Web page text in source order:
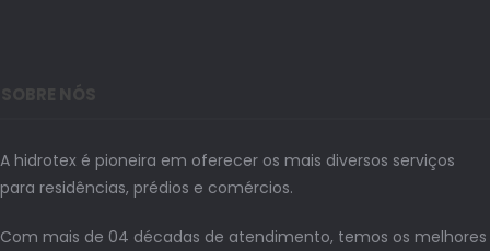
A hidrotex é pioneira em oferecer os mais diversos serviços
para residências, prédios e comércios.
Com mais de 04 décadas de atendimento, temos os melhores